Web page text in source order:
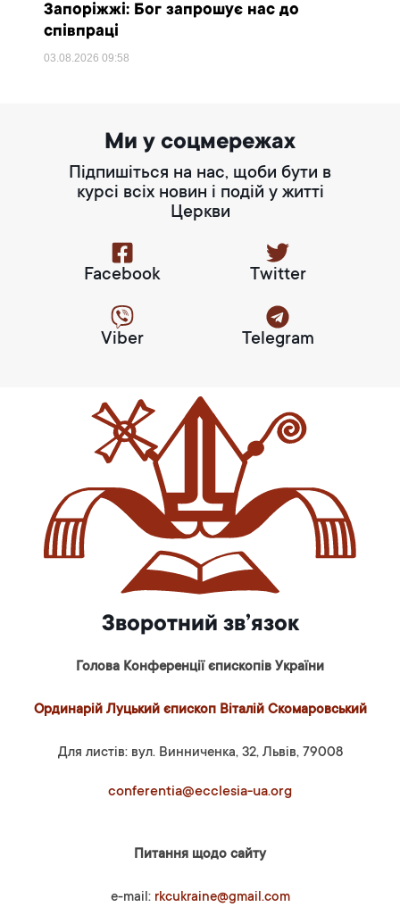
Запоріжжі: Бог запрошує нас до
співпраці
03.08.202609:58
Ми у соцмережах
Підпишіться на нас, щоби бути в
курсі всіх новин і подій у житті
Церкви
Facebook Twitter
Viber Telegram
Зворотний зв’язок
Голова Конференції єпископів України
Ординарій Луцький єпископ Віталій Скомаровський
Для листів: вул. Винниченка, 32, Львів, 79008
conferentia@ecclesia-ua.org
Питання щодо сайту
e-mail: rkcukraine@gmail.com